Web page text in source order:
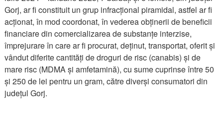
Gorj, ar fi constituit un grup infracțional piramidal, astfel ar fi
acționat, în mod coordonat, în vederea obținerii de beneficii
financiare din comercializarea de substanțe interzise,
împrejurare în care ar fi procurat, deținut, transportat, oferit și
vândut diferite cantități de droguri de risc (canabis) și de
mare risc (MDMA și amfetamină), cu sume cuprinse între 50
și 250 de lei pentru un gram, către diverși consumatori din
județul Gorj.